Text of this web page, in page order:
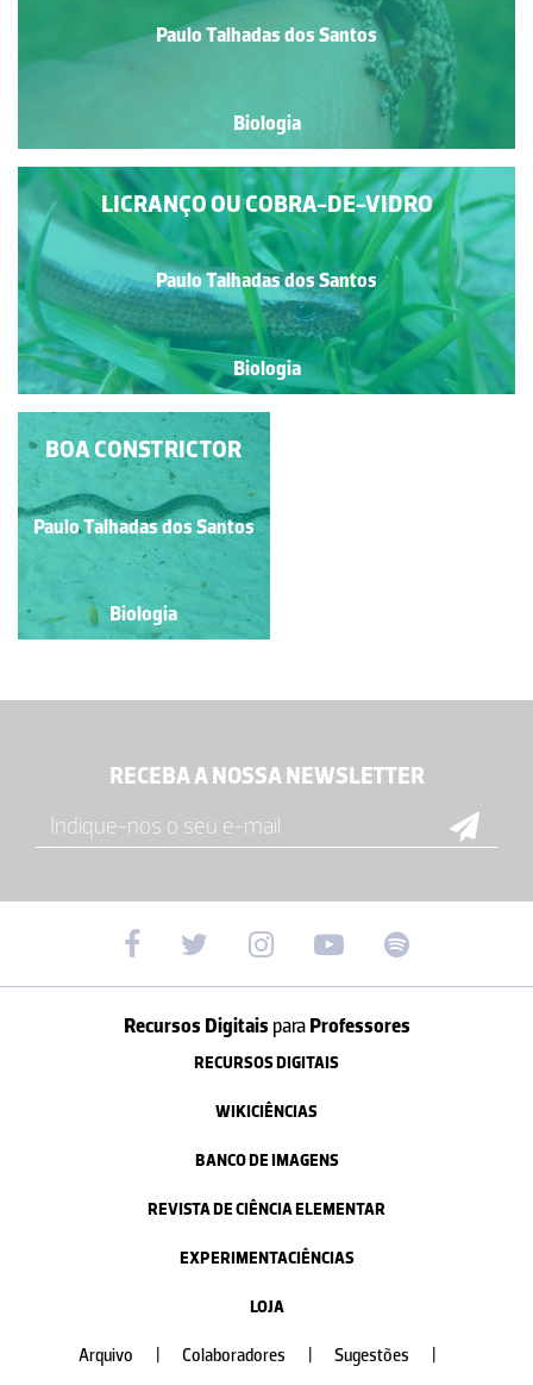
Paulo Talhadas dos Santos
Biologia
LICRANÇO OU COBRA-DE-VIDRO
Paulo Talhadas dos Santos
Biologia
SARDÃO
Paulo Talhadas dos Santos
Biologia
BOA CONSTRICTOR
Paulo Talhadas dos Santos
Biologia
RECEBA A NOSSA NEWSLETTER
Recursos Digitais paraProfessores
RECURSOS DIGITAIS
WIKICIÊNCIAS
BANCO DE IMAGENS
REVISTA DE CIÊNCIA ELEMENTAR
EXPERIMENTACIÊNCIAS
LOJA
Arquivo Colaboradores Sugestões